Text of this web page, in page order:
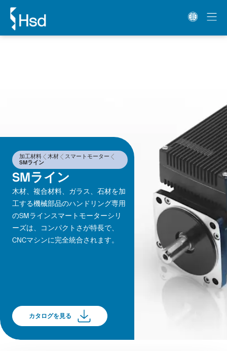
加工材料 木材
スマートモーター
SMライン
SMライン
木材、複合材料、ガラス、石材を加
工する機械部品のハンドリング専用
のSMラインスマートモーターシリ
ーズは、コンパクトさが特長で、
CNCマシンに完全統合されます。
カタログを見る